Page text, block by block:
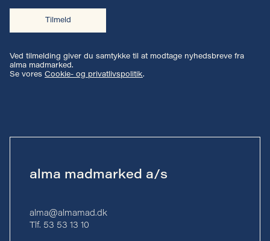
Tilmeld
Ved tilmelding giver du samtykke til at modtage nyhedsbreve fra
alma madmarked.
Se vores Cookie- og privatlivspolitik.
alma madmarked a/s
alma@almamad.dk
Tlf. 53 53 13 10